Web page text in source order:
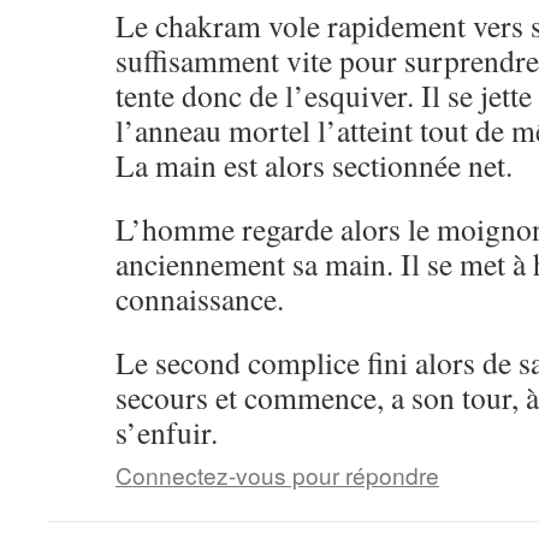
Le chakram vole rapidement vers
suffisamment vite pour
tente donc de l’esquiver. Il se
l’anneau mortel l’atteint tout de
La main est alors sectionnée net.
L’homme regarde alors le
anciennement sa main. Il se met
connaissance.
Le second complice fini alors de
secours et commence, a son tour,
s’enfuir.
Connectez-vous pour répondre